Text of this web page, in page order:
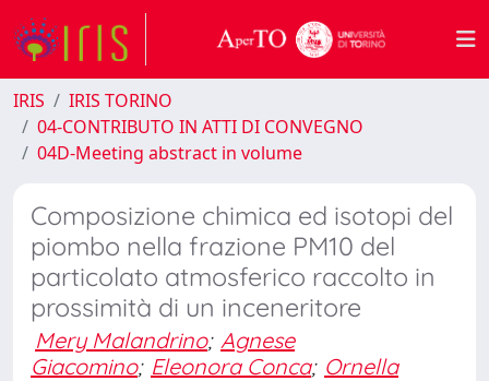
IRIS
IRIS TORINO
04-CONTRIBUTO IN ATTI DI CONVEGNO
04D-Meeting abstract in volume
Composizione chimica ed isotopi del
piombo nella frazione PM10 del
particolato atmosferico raccolto in
prossimità di un inceneritore
Mery Malandrino; Agnese
Giacomino; Eleonora Conca; Ornella